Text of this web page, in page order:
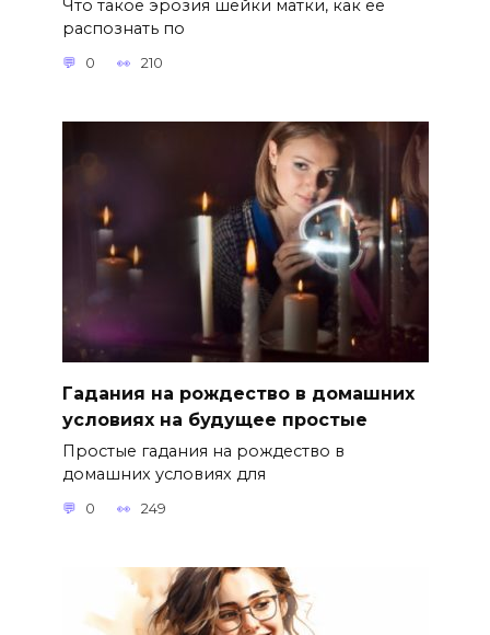
Что такое эрозия шейки матки, как ее
распознать по
0 210
Гадания на рождество в домашних
условиях на будущее простые
Простые гадания на рождество в
домашних условиях для
0 249